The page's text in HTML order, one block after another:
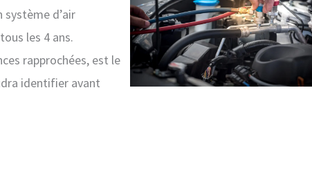
système d’air
les 4 ans.
rapprochées, est le
identifier avant